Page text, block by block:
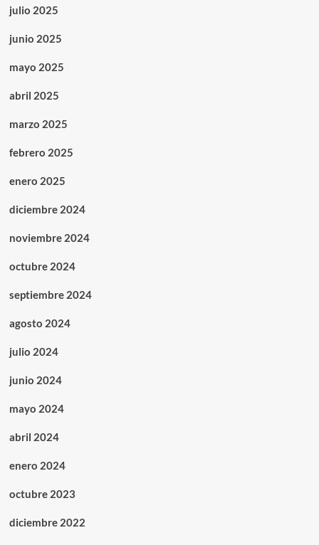
julio 2025
junio 2025
mayo 2025
abril 2025
marzo 2025
febrero 2025
enero 2025
diciembre 2024
noviembre 2024
octubre 2024
septiembre 2024
agosto 2024
julio 2024
junio 2024
mayo 2024
abril 2024
enero 2024
octubre 2023
diciembre 2022